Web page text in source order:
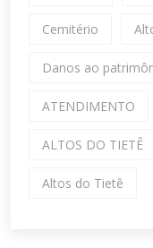
Cemitério
Danos ao
ATENDIMENTO
ALTOS DO TIETÊ
Altos do Tietê